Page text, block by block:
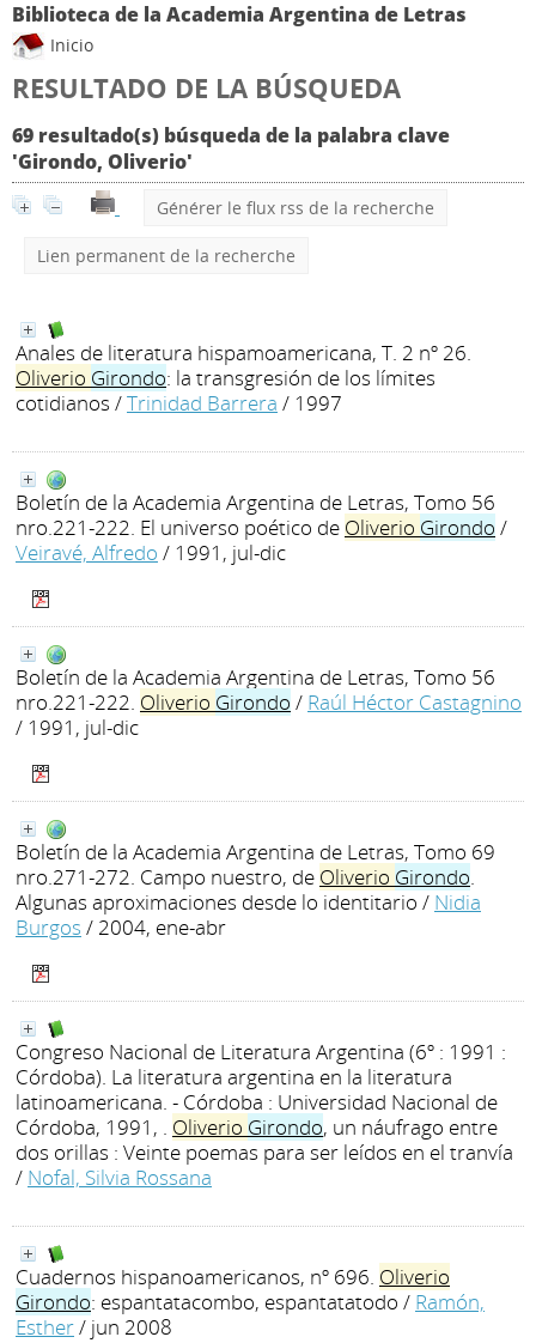
Biblioteca de la Academia Argentina de Letras
Inicio
RESULTADO DE LA BÚSQUEDA
69 resultado(s) búsqueda de la palabra clave
'Girondo, Oliverio'
Générer le flux rss de la recherche
Lien permanent de la recherche
Anales de literatura hispamoamericana, T. 2 nº 26.
Oliverio Girondo: la transgresión de los límites
cotidianos /Trinidad Barrera / 1997
Boletín de la Academia Argentina de Letras, Tomo 56
nro.221-222. El universo poético de Oliverio Girondo /
Veiravé, Alfredo / 1991, jul-dic
Boletín de la Academia Argentina de Letras, Tomo 56
nro.221-222. Oliverio Girondo / Raúl Héctor Castagnino
/ 1991, jul-dic
Boletín de la Academia Argentina de Letras, Tomo 69
nro.271-272. Campo nuestro, de Oliverio Girondo.
Algunas aproximaciones desde lo identitario / Nidia
Burgos / 2004, ene-abr
Congreso Nacional de Literatura Argentina (6º : 1991 :
Córdoba). La literatura argentina en la literatura
latinoamericana. - Córdoba : Universidad Nacional de
Córdoba, 1991, . Oliverio Girondo, un náufrago entre
dos orillas : Veinte poemas para ser leídos en el tranvía
/ Nofal, Silvia Rossana
Cuadernos hispanoamericanos, nº 696. Oliverio
Girondo: espantatacombo, espantatatodo / Ramón,
Esther/ jun 2008